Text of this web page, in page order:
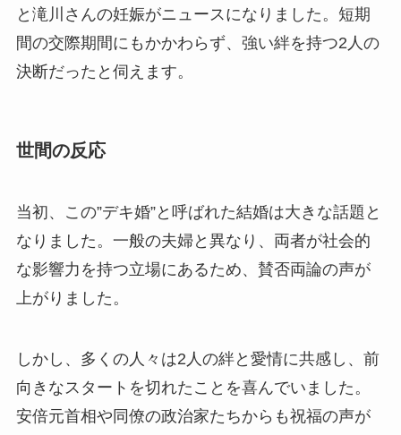
と滝川さんの妊娠がニュースになりました。短期
間の交際期間にもかかわらず、強い絆を持つ2人の
決断だったと伺えます。
世間の反応
当初、この”デキ婚”と呼ばれた結婚は大きな話題と
なりました。一般の夫婦と異なり、両者が社会的
な影響力を持つ立場にあるため、賛否両論の声が
上がりました。
しかし、多くの人々は2人の絆と愛情に共感し、前
向きなスタートを切れたことを喜んでいました。
安倍元首相や同僚の政治家たちからも祝福の声が